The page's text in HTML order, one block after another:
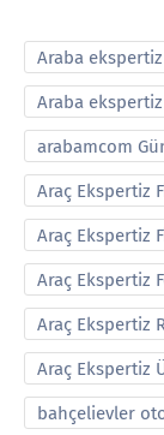
Araba
Araba
arabamcom
Araç Ekspertiz
Araç Ekspertiz
Araç Ekspertiz
Araç Ekspertiz
Araç Ekspertiz
bahçelievler